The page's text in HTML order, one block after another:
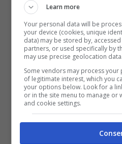
Il costume
trucco per
fretta): la
giornata
umida
Il secondo costume da
lusso, è una
Learn more
Your personal data will be
your device (cookies, unique
data) may be stored by,
partners, or used specifically by
may use precise geolocation data.
Some vendors may process
of legitimate interest, which you
your options below. Look for a
or in the site menu to manage or
and cookie settings.